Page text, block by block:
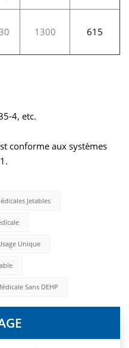
1300 615
4, etc.
conforme aux systèmes
Jetables
Unique
Sans DEHP